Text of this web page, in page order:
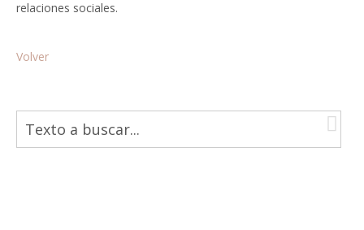
relaciones sociales.
Volver